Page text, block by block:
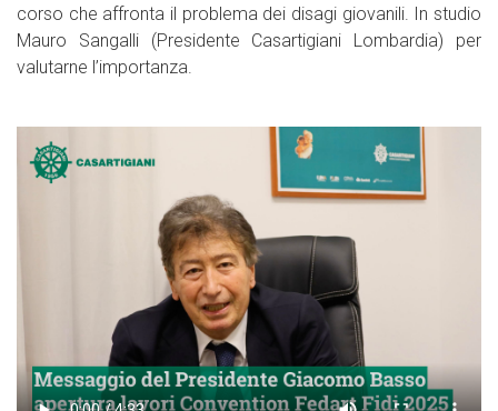
corso che affronta il problema dei disagi giovanili. In studio
Mauro Sangalli (Presidente Casartigiani Lombardia) per
valutarne l’importanza.